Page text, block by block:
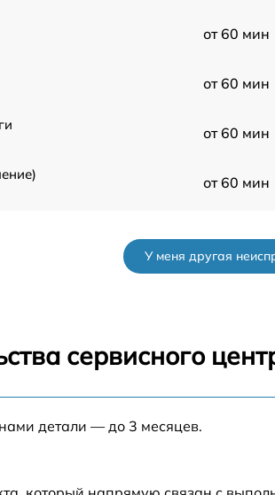
от 60 мин
от 60 мин
от 60 мин
от 60 мин
У меня другая
сервисного
детали — до 3 месяцев.